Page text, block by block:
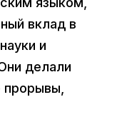
вклад в
и
делали